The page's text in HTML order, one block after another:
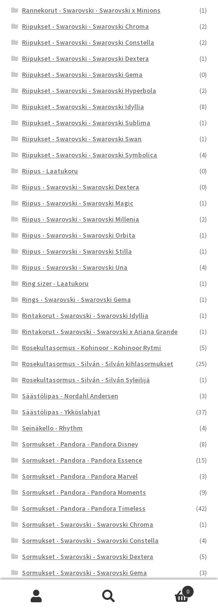
Rannekorut - Swarovski - Swarovski x Minions
(1)
Riipukset - Swarovski - Swarovski Chroma
(2)
Riipukset - Swarovski - Swarovski Constella
(2)
Riipukset - Swarovski - Swarovski Dextera
(1)
Riipukset - Swarovski - Swarovski Gema
(0)
Riipukset - Swarovski - Swarovski Hyperbola
(2)
Riipukset - Swarovski - Swarovski Idyllia
(8)
Riipukset - Swarovski - Swarovski Sublima
(1)
Riipukset - Swarovski - Swarovski Swan
(1)
Riipukset - Swarovski - Swarovski Symbolica
(4)
Riipus - Laatukoru
(0)
Riipus - Swarovski - Swarovski Dextera
(0)
Riipus - Swarovski - Swarovski Magic
(1)
Riipus - Swarovski - Swarovski Millenia
(2)
Riipus - Swarovski - Swarovski Orbita
(1)
Riipus - Swarovski - Swarovski Stilla
(1)
Riipus - Swarovski - Swarovski Una
(4)
Ring sizer - Laatukoru
(1)
Rings - Swarovski - Swarovski Gema
(1)
Rintakorut - Swarovski - Swarovski Idyllia
(1)
Rintakorut - Swarovski - Swarovski x Ariana Grande
(1)
Rosekultasormus - Kohinoor - Kohinoor Rytmi
(5)
Rosekultasormus - Silván - Silván kihlasormukset
(25)
Rosekultasormus - Silván - Silván Syleilijä
(1)
Säästölipas - Nordahl Andersen
(3)
Säästölipas - Ykköslahjat
(37)
Seinäkello - Rhythm
(4)
Sormukset - Pandora - Pandora Disney
(8)
Sormukset - Pandora - Pandora Essence
(15)
Sormukset - Pandora - Pandora Marvel
(3)
Sormukset - Pandora - Pandora Moments
(9)
Sormukset - Pandora - Pandora Timeless
(42)
Sormukset - Swarovski - Swarovski Chroma
(1)
Sormukset - Swarovski - Swarovski Constella
(4)
Sormukset - Swarovski - Swarovski Dextera
(5)
Sormukset - Swarovski - Swarovski Gema
(3)
Sormukset - Swarovski - Swarovski Hyperbola
Sormukset - Swarovski - Swarovski Idyllia
0